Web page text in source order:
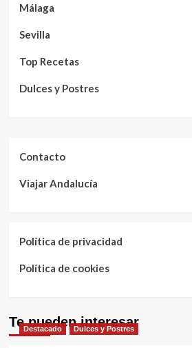
Málaga
Sevilla
Top Recetas
Dulces y Postres
Contacto
Viajar Andalucía
Política de privacidad
Política de cookies
Te pueden interesar
Destacado Dulces y Postres